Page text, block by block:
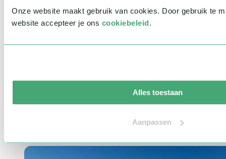
Onze website maakt gebruik van cookies. Door gebruik te
website accepteer je ons cookiebeleid.
Alles toestaan
Aanpassen
Aandacht is alles!
staan voor je klaar! Neem contact op via ons contactformulier of